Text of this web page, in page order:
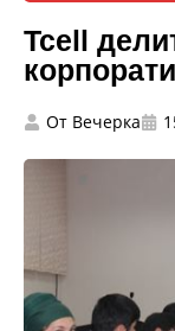
Tcell
От Вечерка